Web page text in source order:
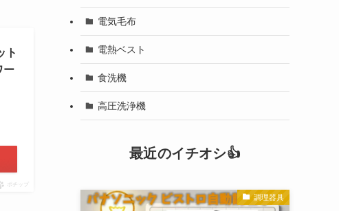
ト
ー
ポチップ
電気毛布
電熱ベスト
食洗機
高圧洗浄機
最近のイチオシ👍
調理器具